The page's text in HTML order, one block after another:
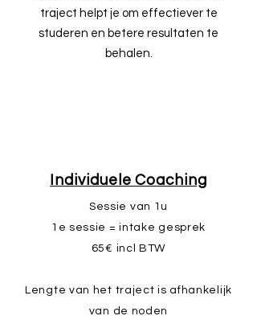
traject helpt je om effectiever te
studeren en betere resultaten te
behalen.
Individuele Coaching
Sessie van 1u
1e sessie = intake gesprek
65€ incl BTW
Lengte van het traject is afhankelijk
van de noden